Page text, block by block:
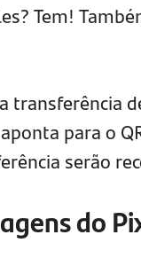
Tem!
transferência
para o
serão
do